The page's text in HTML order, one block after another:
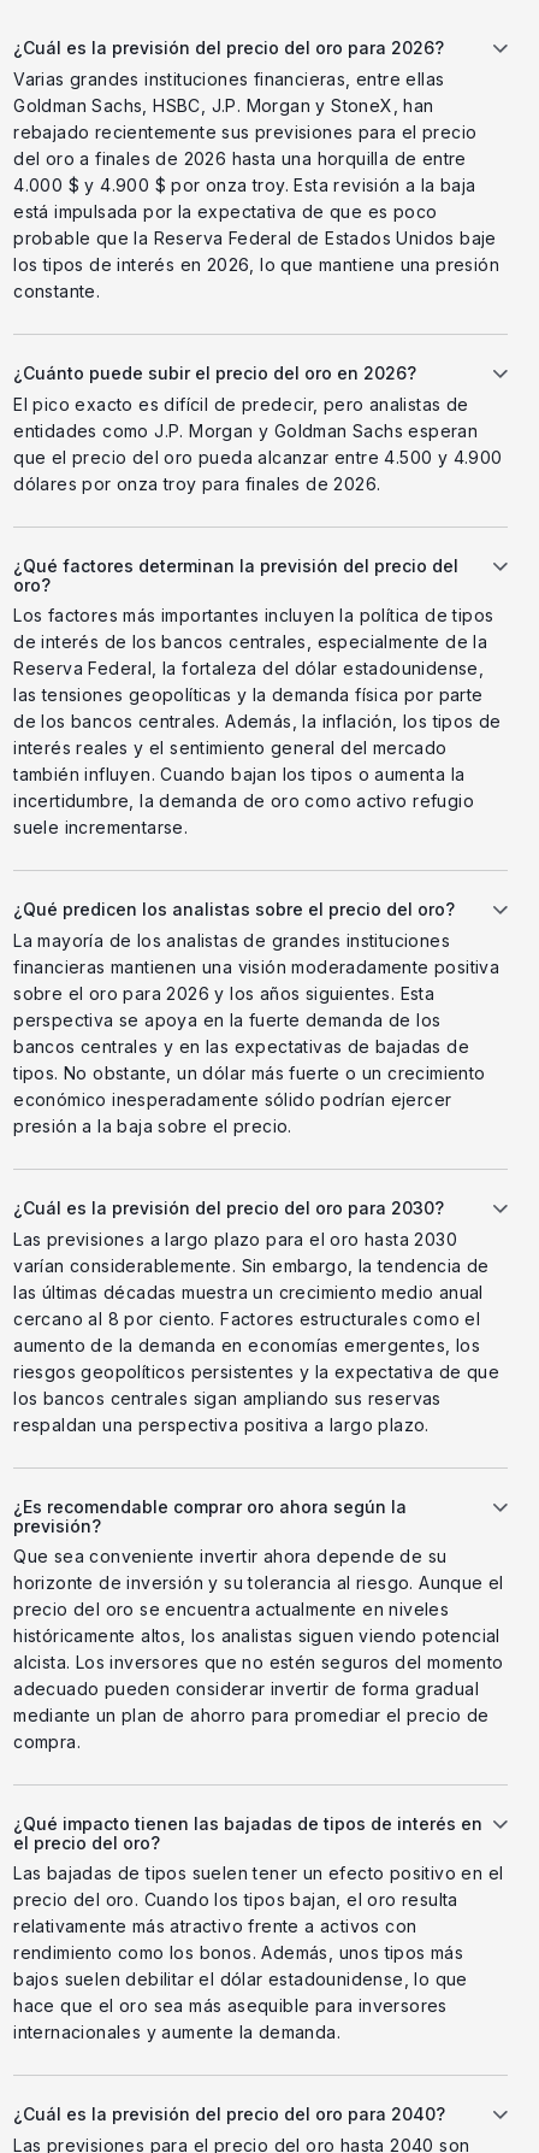
¿Cuál es la previsión del precio del oro para 2026?
Varias grandes instituciones financieras, entre ellas
Goldman Sachs, HSBC, J.P. Morgan y StoneX, han
rebajado recientemente sus previsiones para el precio
del oro a finales de 2026 hasta una horquilla de entre
4.000 $ y 4.900 $ por onza troy. Esta revisión a la baja
está impulsada por la expectativa de que es poco
probable que la Reserva Federal de Estados Unidos baje
los tipos de interés en 2026, lo que mantiene una presión
constante.
¿Cuánto puede subir el precio del oro en 2026?
El pico exacto es difícil de predecir, pero analistas de
entidades como J.P. Morgan y Goldman Sachs esperan
que el precio del oro pueda alcanzar entre 4.500 y 4.900
dólares por onza troy para finales de 2026.
¿Qué factores determinan la previsión del precio del
oro?
Los factores más importantes incluyen la política de tipos
de interés de los bancos centrales, especialmente de la
Reserva Federal, la fortaleza del dólar estadounidense,
las tensiones geopolíticas y la demanda física por parte
de los bancos centrales. Además, la inflación, los tipos de
interés reales y el sentimiento general del mercado
también influyen. Cuando bajan los tipos o aumenta la
incertidumbre, la demanda de oro como activo refugio
suele incrementarse.
¿Qué predicen los analistas sobre el precio del oro?
La mayoría de los analistas de grandes instituciones
financieras mantienen una visión moderadamente positiva
sobre el oro para 2026 y los años siguientes. Esta
perspectiva se apoya en la fuerte demanda de los
bancos centrales y en las expectativas de bajadas de
tipos. No obstante, un dólar más fuerte o un crecimiento
económico inesperadamente sólido podrían ejercer
presión a la baja sobre el precio.
¿Cuál es la previsión del precio del oro para 2030?
Las previsiones a largo plazo para el oro hasta 2030
varían considerablemente. Sin embargo, la tendencia de
las últimas décadas muestra un crecimiento medio anual
cercano al 8 por ciento. Factores estructurales como el
aumento de la demanda en economías emergentes, los
riesgos geopolíticos persistentes y la expectativa de que
los bancos centrales sigan ampliando sus reservas
respaldan una perspectiva positiva a largo plazo.
¿Es recomendable comprar oro ahora según la
previsión?
Que sea conveniente invertir ahora depende de su
horizonte de inversión y su tolerancia al riesgo. Aunque el
precio del oro se encuentra actualmente en niveles
históricamente altos, los analistas siguen viendo potencial
alcista. Los inversores que no estén seguros del momento
adecuado pueden considerar invertir de forma gradual
mediante un plan de ahorro para promediar el precio de
compra.
¿Qué impacto tienen las bajadas de tipos de interés en
el precio del oro?
Las bajadas de tipos suelen tener un efecto positivo en el
precio del oro. Cuando los tipos bajan, el oro resulta
relativamente más atractivo frente a activos con
rendimiento como los bonos. Además, unos tipos más
bajos suelen debilitar el dólar estadounidense, lo que
hace que el oro sea más asequible para inversores
internacionales y aumente la demanda.
¿Cuál es la previsión del precio del oro para 2040?
Las previsiones para el precio del oro hasta 2040 son